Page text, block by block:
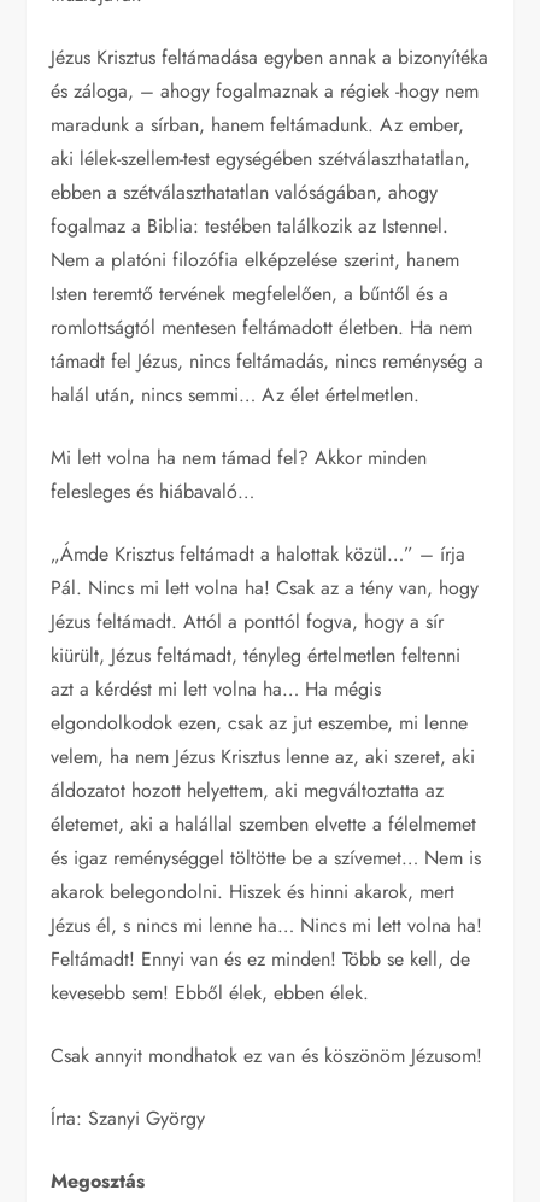
Jézus Krisztus feltámadása egyben annak a bizonyítéka
és záloga, – ahogy fogalmaznak a régiek -hogy nem
maradunk a sírban, hanem feltámadunk. Az ember,
aki lélek-szellem-test egységében szétválaszthatatlan,
ebben a szétválaszthatatlan valóságában, ahogy
fogalmaz a Biblia: testében találkozik az Istennel.
Nem a platóni filozófia elképzelése szerint, hanem
Isten teremtő tervének megfelelően, a bűntől és a
romlottságtól mentesen feltámadott életben. Ha nem
támadt fel Jézus, nincs feltámadás, nincs reménység a
halál után, nincs semmi… Az élet értelmetlen.
Mi lett volna ha nem támad fel? Akkor minden
felesleges és hiábavaló…
„Ámde Krisztus feltámadt a halottak közül…” – írja
Pál. Nincs mi lett volna ha! Csak az a tény van, hogy
Jézus feltámadt. Attól a ponttól fogva, hogy a sír
kiürült, Jézus feltámadt, tényleg értelmetlen feltenni
azt a kérdést mi lett volna ha… Ha mégis
elgondolkodok ezen, csak az jut eszembe, mi lenne
velem, ha nem Jézus Krisztus lenne az, aki szeret, aki
áldozatot hozott helyettem, aki megváltoztatta az
életemet, aki a halállal szemben elvette a félelmemet
és igaz reménységgel töltötte be a szívemet… Nem is
akarok belegondolni. Hiszek és hinni akarok, mert
Jézus él, s nincs mi lenne ha… Nincs mi lett volna ha!
Feltámadt! Ennyi van és ez minden! Több se kell, de
kevesebb sem! Ebből élek, ebben élek.
Csak annyit mondhatok ez van és köszönöm Jézusom!
Írta: Szanyi György
Megosztás